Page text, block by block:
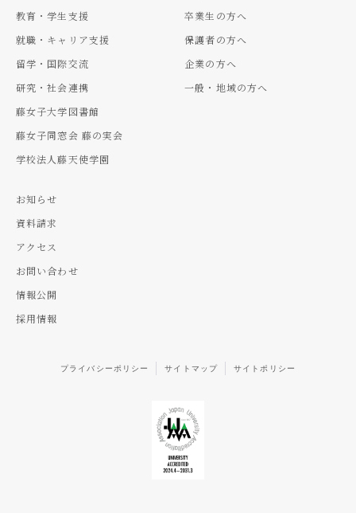
教育・学生支援
就職・キャリア支援
留学・国際交流
研究・社会連携
藤女子大学図書館
藤女子同窓会 藤の実会
学校法人藤天使学園
卒業生の方へ
保護者の方へ
企業の方へ
一般・地域の方へ
お知らせ
資料請求
アクセス
お問い合わせ
情報公開
採用情報
プライバシーポリシー サイトマップ サイトポリシー